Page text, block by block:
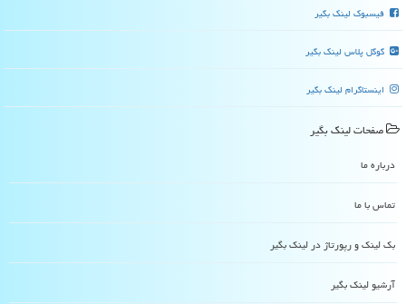
فیسبوک لینک بگیر
گوگل پلاس لینک بگیر
اینستاگرام لینک بگیر
صفحات لینك بگیر
درباره ما
تماس با ما
بک لینک و رپورتاژ در لینك بگیر
آرشیو لینك بگیر